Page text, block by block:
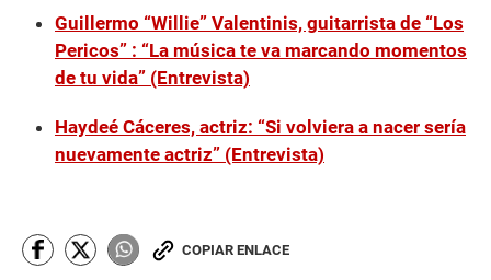
Guillermo “Willie” Valentinis, guitarrista de “Los
Pericos” : “La música te va marcando momentos
de tu vida” (Entrevista)
Haydeé Cáceres, actriz: “Si volviera a nacer sería
nuevamente actriz” (Entrevista)
COPIAR ENLACE